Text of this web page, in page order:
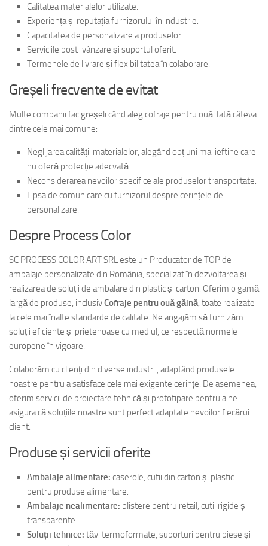
Calitatea materialelor utilizate.
Experiența și reputația furnizorului în industrie.
Capacitatea de personalizare a produselor.
Serviciile post-vânzare și suportul oferit.
Termenele de livrare și flexibilitatea în colaborare.
Greșeli frecvente de evitat
Multe companii fac greșeli când aleg cofraje pentru ouă. Iată câteva
dintre cele mai comune:
Neglijarea calității materialelor, alegând opțiuni mai ieftine care
nu oferă protecție adecvată.
Neconsiderarea nevoilor specifice ale produselor transportate.
Lipsa de comunicare cu furnizorul despre cerințele de
personalizare.
Despre Process Color
SC PROCESS COLOR ART SRL este un Producator de TOP de
ambalaje personalizate din România, specializat în dezvoltarea și
realizarea de soluții de ambalare din plastic și carton. Oferim o gamă
largă de produse, inclusivCofraje pentru ouă găină, toate realizate
la cele mai înalte standarde de calitate. Ne angajăm să furnizăm
soluții eficiente și prietenoase cu mediul, ce respectă normele
europene în vigoare.
Colaborăm cu clienți din diverse industrii, adaptând produsele
noastre pentru a satisface cele mai exigente cerințe. De asemenea,
oferim servicii de proiectare tehnică și prototipare pentru a ne
asigura că soluțiile noastre sunt perfect adaptate nevoilor fiecărui
client.
Produse și servicii oferite
Ambalaje alimentare: caserole, cutii din carton și plastic
pentru produse alimentare.
Ambalaje nealimentare: blistere pentru retail, cutii rigide și
transparente.
Soluții tehnice: tăvi termoformate, suporturi pentru piese și